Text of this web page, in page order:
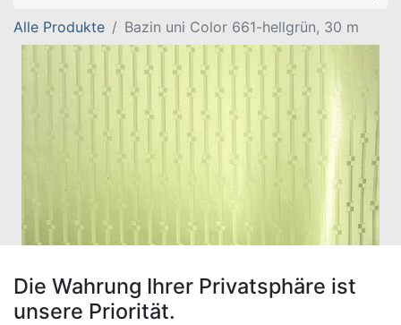
Alle Produkte Bazin uni Color 661-hellgrün, 30 m
Die Wahrung Ihrer Privatsphäre ist
unsere Priorität.